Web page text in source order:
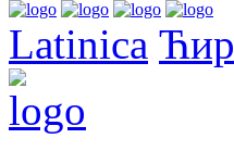
Latinica